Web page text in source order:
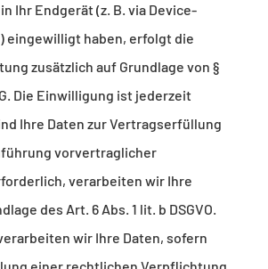
Ihr Endgerät (z. B. via Device-
eingewilligt haben, erfolgt die
zusätzlich auf Grundlage von §
Die Einwilligung ist jederzeit
Ihre Daten zur Vertragserfüllung
vorvertraglicher
verarbeiten wir Ihre
des Art. 6 Abs. 1 lit. b DSGVO.
wir Ihre Daten, sofern